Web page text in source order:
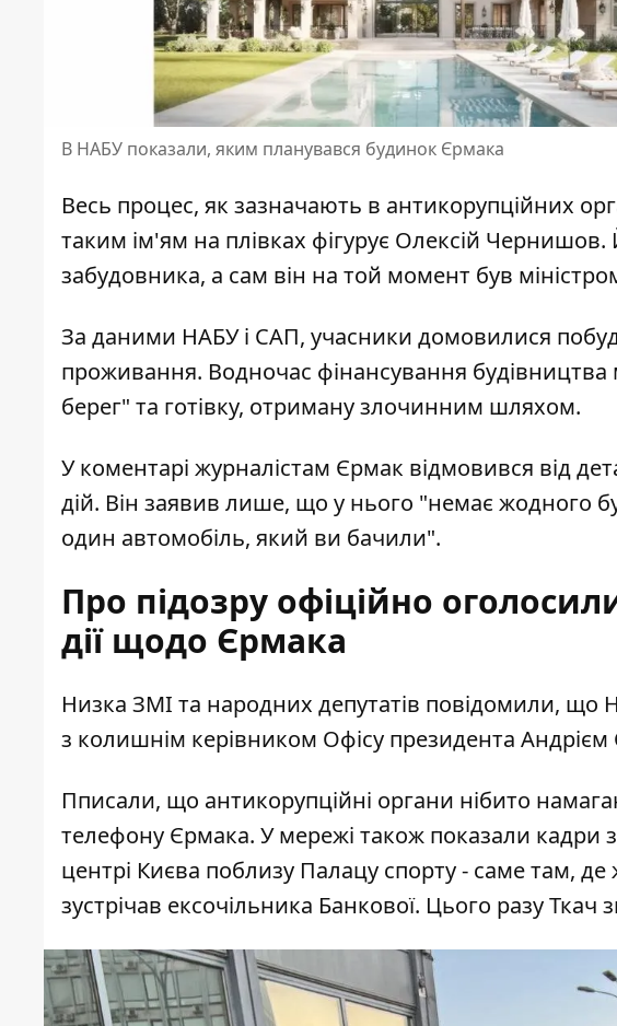
В НАБУ показали, яким планувався будинок Єрмака
Весь процес, як зазначають в антикорупційних
таким ім'ям на плівках фігурує Олексій
забудовника, а сам він на той момент був
За даними НАБУ і САП, учасники домовилися
проживання. Водночас фінансування
берег" та готівку, отриману злочинним шляхом.
У коментарі журналістам Єрмак відмовився від
дій. Він заявив лише, що у нього "немає жодного
один автомобіль, який ви бачили".
Про підозру офіційно
дії щодо Єрмака
Низка ЗМІ та народних депутатів повідомили, що
з колишнім керівником Офісу президента
Пписали, що антикорупційні органи нібито
телефону Єрмака. У мережі також показали кадри
центрі Києва поблизу Палацу спорту - саме там,
зустрічав ексочільника Банкової. Цього разу Ткач